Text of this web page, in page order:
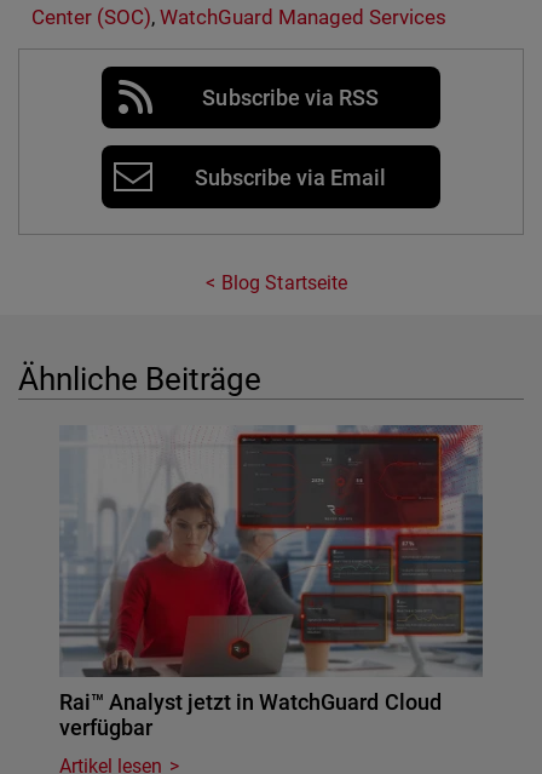
Center (SOC), WatchGuard Managed Services
Subscribe via RSS
Subscribe via Email
Blog Startseite
Ähnliche Beiträge
Rai™ Analyst jetzt in WatchGuard Cloud
verfügbar
Artikel lesen